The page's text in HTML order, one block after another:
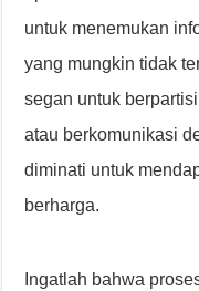
untuk menemukan
yang mungkin tidak
segan untuk
atau berkomunikasi
diminati untuk
berharga.
Ingatlah bahwa